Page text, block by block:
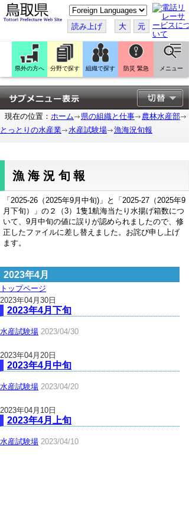
こ
の
ペ
ー
ジ
翻
訳
す
る
読み上げ 大 元
県外の方へ 分野で探す 組織で探す 防災 緊急 メニュー
現在の位置： ホーム 県の組織と仕事
農林水産部
とっとりの水産業
水産試験場 漁海況旬報
漁海況旬報
「2025-26（2025年9月中旬)」と「2025-27（2025年9
月下旬）」の２（3）1隻1航海当たり水揚げ箱数につ
いて、9月中旬の値に誤りが認められましたので、修
正したファイルに差し替えました。お詫び申し上げ
ます。
2023年4月
トップページ
2023年04月30日
2023年4月下旬
水産試験場 2023/04/30
2023年04月20日
2023年4月中旬
水産試験場 2023/04/20
2023年04月10日
2023年4月上旬
水産試験場 2023/04/10